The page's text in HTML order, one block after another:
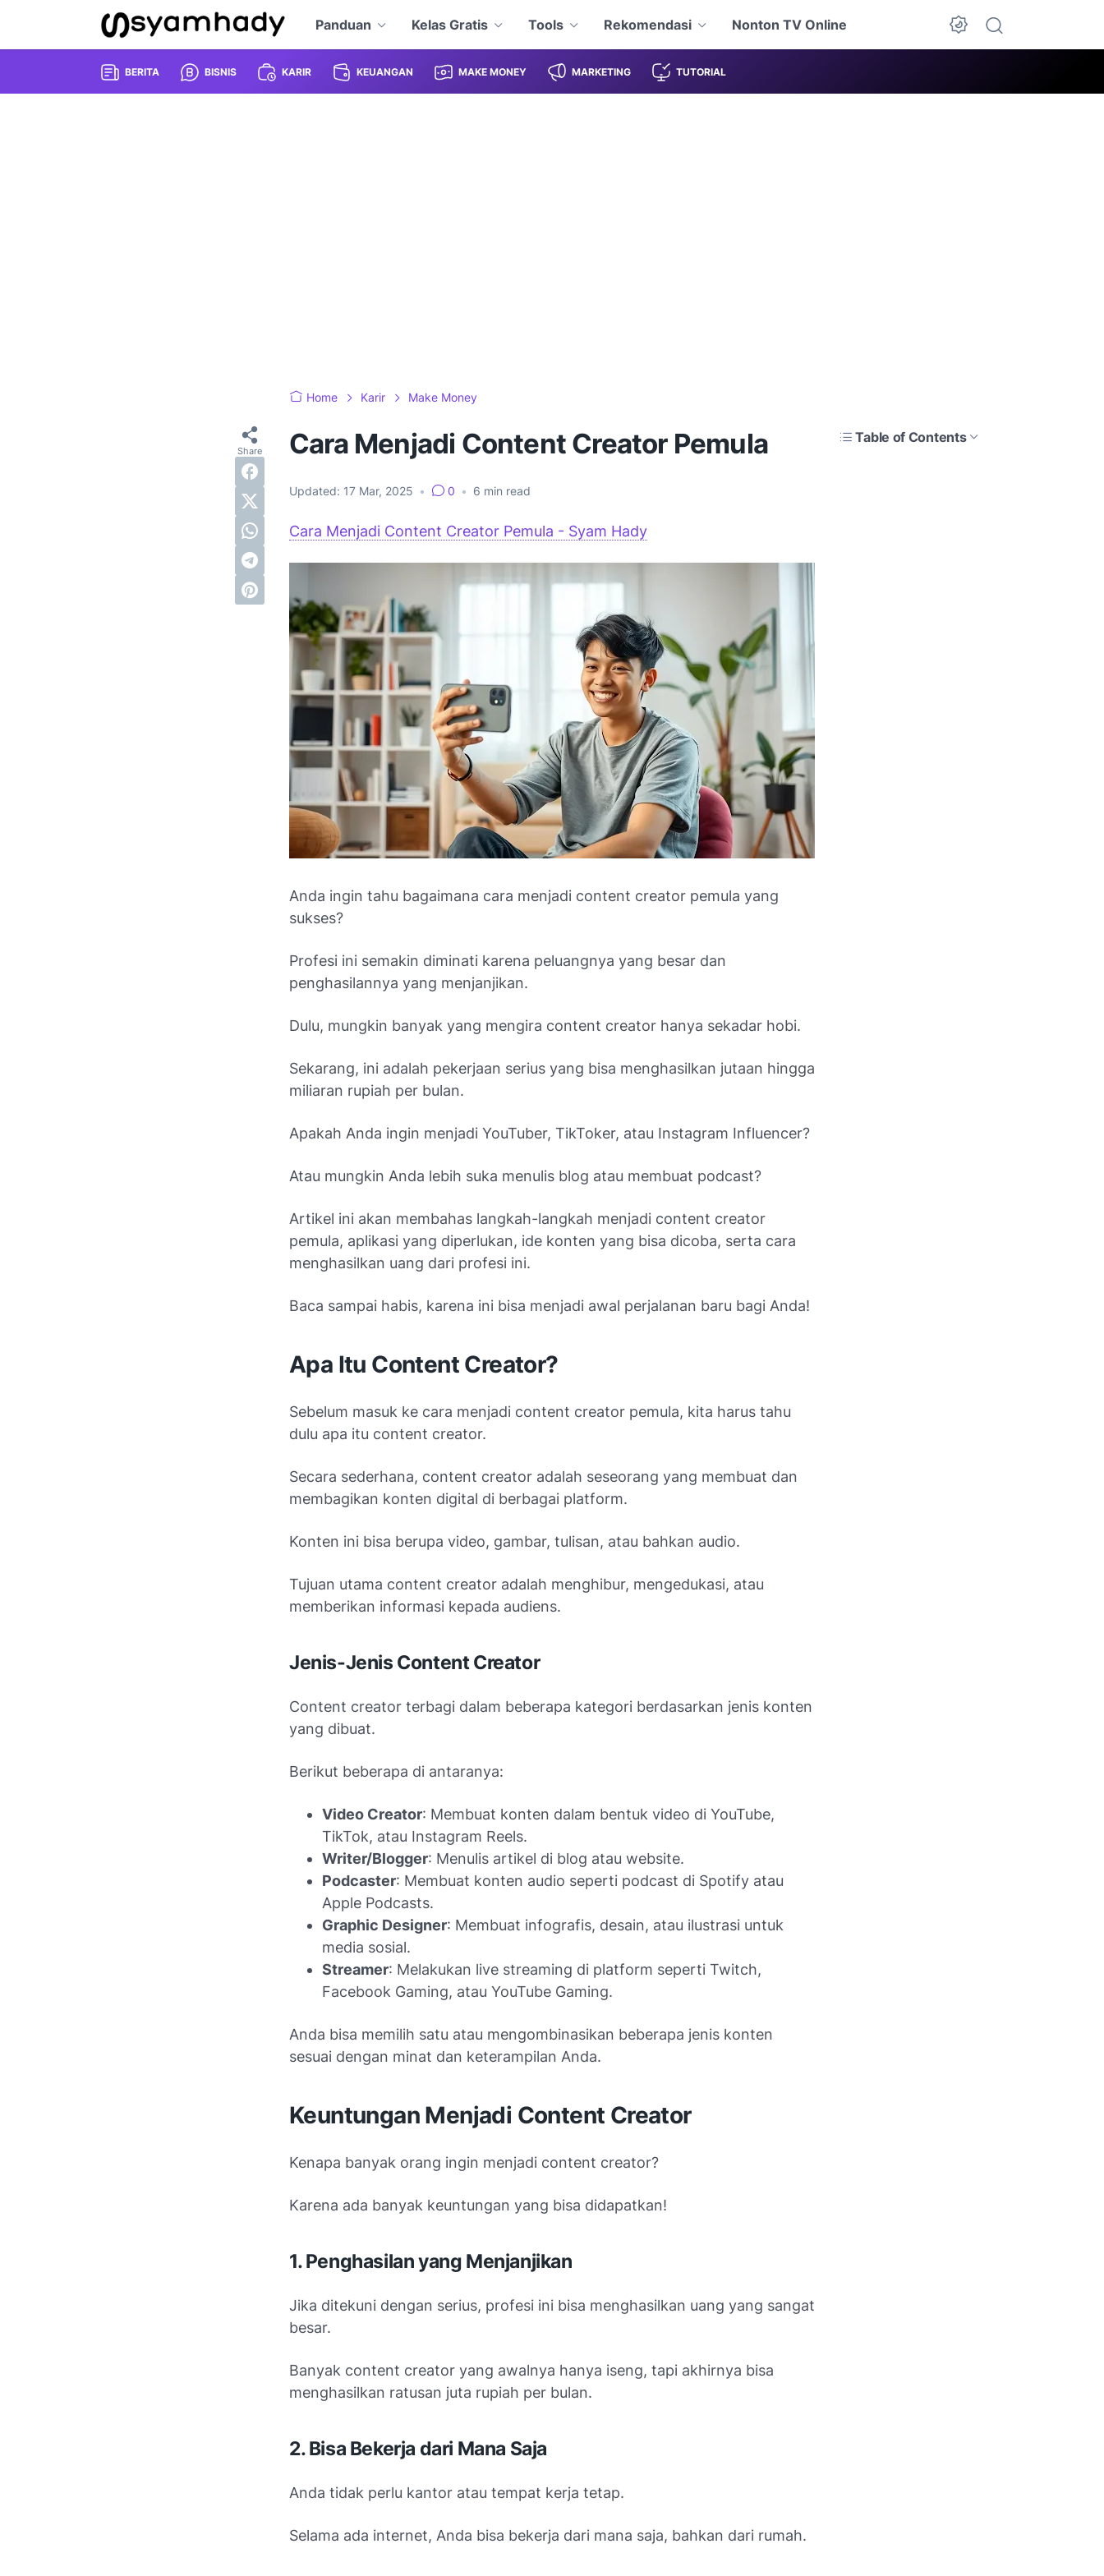
Panduan Kelas Gratis Tools Rekomendasi Nonton TV Online
BERITA BISNIS KARIR KEUANGAN MAKE MONEY MARKETING TUTORIAL
Home Karir Make Money
Cara Menjadi Content Creator Pemula
Updated: 17 Mar, 2025 • 0 • 6 min read
Table of Contents
Cara Menjadi Content Creator Pemula - Syam Hady
Anda ingin tahu bagaimana cara menjadi content creator pemula yang
sukses?
Profesi ini semakin diminati karena peluangnya yang besar dan
penghasilannya yang menjanjikan.
Dulu, mungkin banyak yang mengira content creator hanya sekadar hobi.
Sekarang, ini adalah pekerjaan serius yang bisa menghasilkan jutaan hingga
miliaran rupiah per bulan.
Apakah Anda ingin menjadi YouTuber, TikToker, atau Instagram Influencer?
Atau mungkin Anda lebih suka menulis blog atau membuat podcast?
Artikel ini akan membahas langkah-langkah menjadi content creator
pemula, aplikasi yang diperlukan, ide konten yang bisa dicoba, serta cara
menghasilkan uang dari profesi ini.
Baca sampai habis, karena ini bisa menjadi awal perjalanan baru bagi Anda!
Apa Itu Content Creator?
Sebelum masuk ke cara menjadi content creator pemula, kita harus tahu
dulu apa itu content creator.
Secara sederhana, content creator adalah seseorang yang membuat dan
membagikan konten digital di berbagai platform.
Konten ini bisa berupa video, gambar, tulisan, atau bahkan audio.
Tujuan utama content creator adalah menghibur, mengedukasi, atau
memberikan informasi kepada audiens.
Jenis-Jenis Content Creator
Content creator terbagi dalam beberapa kategori berdasarkan jenis konten
yang dibuat.
Berikut beberapa di antaranya:
Video Creator: Membuat konten dalam bentuk video di YouTube,
TikTok, atau Instagram Reels.
Writer/Blogger: Menulis artikel di blog atau website.
Podcaster: Membuat konten audio seperti podcast di Spotify atau
Apple Podcasts.
Graphic Designer: Membuat infografis, desain, atau ilustrasi untuk
media sosial.
Streamer: Melakukan live streaming di platform seperti Twitch,
Facebook Gaming, atau YouTube Gaming.
Anda bisa memilih satu atau mengombinasikan beberapa jenis konten
sesuai dengan minat dan keterampilan Anda.
Keuntungan Menjadi Content Creator
Kenapa banyak orang ingin menjadi content creator?
Karena ada banyak keuntungan yang bisa didapatkan!
1. Penghasilan yang Menjanjikan
Jika ditekuni dengan serius, profesi ini bisa menghasilkan uang yang sangat
besar.
Banyak content creator yang awalnya hanya iseng, tapi akhirnya bisa
menghasilkan ratusan juta rupiah per bulan.
2. Bisa Bekerja dari Mana Saja
Anda tidak perlu kantor atau tempat kerja tetap.
Selama ada internet, Anda bisa bekerja dari mana saja, bahkan dari rumah.